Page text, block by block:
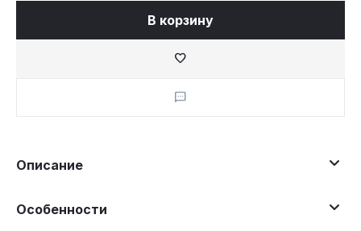
В корзину
Описание
Особенности